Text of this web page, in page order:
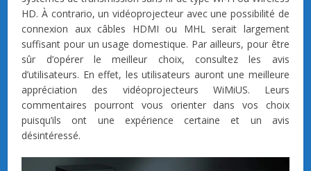
HD. À contrario, un vidéoprojecteur avec une possibilité de
connexion aux câbles HDMI ou MHL serait largement
suffisant pour un usage domestique. Par ailleurs, pour être
sûr d’opérer le meilleur choix, consultez les avis
d’utilisateurs. En effet, les utilisateurs auront une meilleure
appréciation des vidéoprojecteurs WiMiUS. Leurs
commentaires pourront vous orienter dans vos choix
puisqu’ils ont une expérience certaine et un avis
désintéressé.